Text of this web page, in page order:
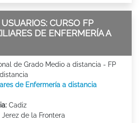
CURSO FP
DE ENFERMERÍA A
de Grado Medio a distancia - FP
de Enfermería a distancia
Cadiz
Jerez de la Frontera